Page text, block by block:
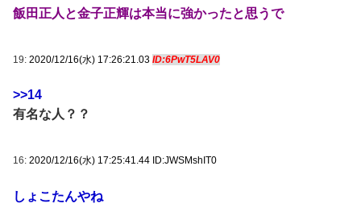
飯田正人と金子正輝は本当に強かったと思うで
19: 2020/12/16(水) 17:26:21.03 ID:6PwT5LAV0
>>14
有名な人？？
16: 2020/12/16(水) 17:25:41.44 ID:JWSMshIT0
しょこたんやね